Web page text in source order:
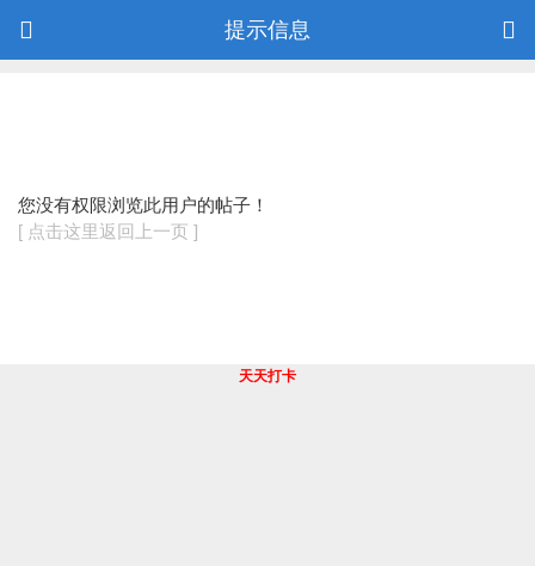
提示信息
您没有权限浏览此用户的帖子！
[ 点击这里返回上一页 ]
天天打卡